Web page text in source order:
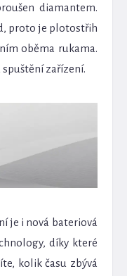
diamantem.
proto je plotostřih
oběma rukama.
zařízení.
je i nová bateriová
díky které
kolik času zbývá